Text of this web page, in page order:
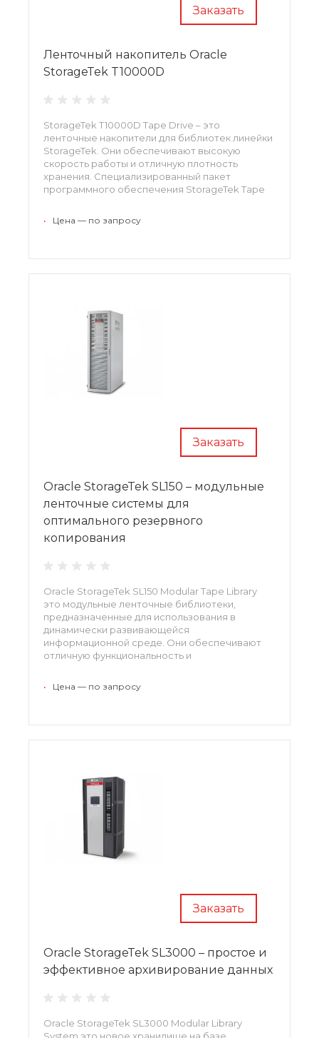
Заказать
Ленточный накопитель Oracle
StorageTek T10000D
StorageTek T10000D Tape Drive – это
ленточные накопители для библиотек линейки
StorageTek. Они обеспечивают высокую
скорость работы и отличную плотность
хранения. Специализированный пакет
программного обеспечения StorageTek Tape
обслуживание и ремонт.
• Цена — по запросу
Заказать
Oracle StorageTek SL150 – модульные
ленточные системы для
оптимального резервного
копирования
Oracle StorageTek SL150 Modular Tape Library
это модульные ленточные библиотеки,
предназначенные для использования в
динамически развивающейся
информационной среде. Они обеспечивают
отличную функциональность и
оптимизировать использование свободного
• Цена — по запросу
Заказать
Oracle StorageTek SL3000 – простое и
эффективное архивирование данных
Oracle StorageTek SL3000 Modular Library
System это новое хранилище на базе